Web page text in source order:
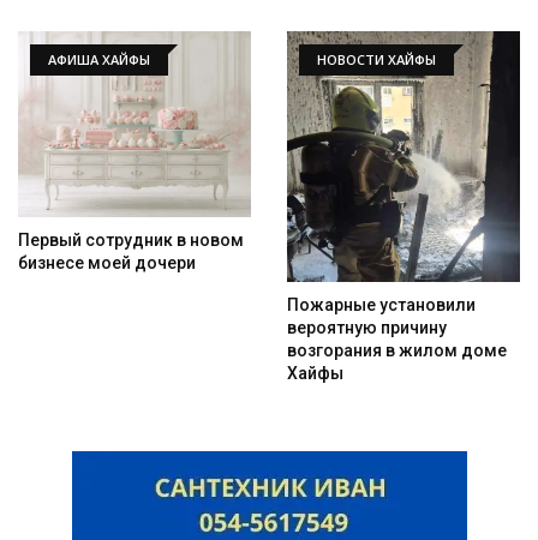
АФИША ХАЙФЫ
Первый сотрудник в новом
бизнесе моей дочери
НОВОСТИ ХАЙФЫ
Пожарные установили
вероятную причину
возгорания в жилом доме
Хайфы